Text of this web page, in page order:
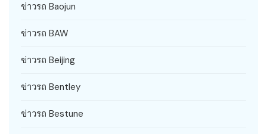
ข่าวรถ Baojun
ข่าวรถ BAW
ข่าวรถ Beijing
ข่าวรถ Bentley
ข่าวรถ Bestune